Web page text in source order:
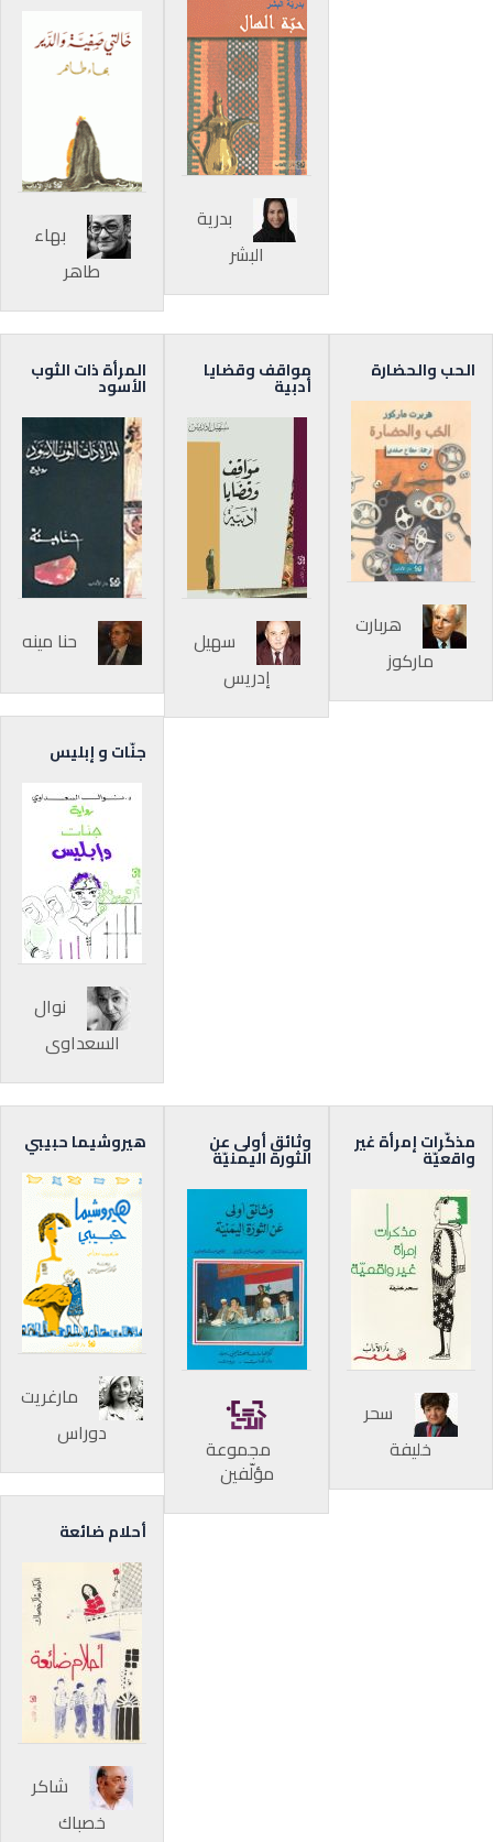
بدرية
البشر
بهاء
طاهر
الحب والحضارة
هربارت
ماركوز
مواقف وقضايا
أدبية
سهيل
إدريس
المرأة ذات الثوب
الأسود
حنا مينه
جنّات و إبليس
نوال
السعداوي
مذكّرات إمرأة غير
واقعيّة
سحر
خليفة
وثائق أولى عن
الثورة اليمنيّة
مجموعة
مؤلّفين
هيروشيما حبيبي
مارغريت
دوراس
أحلام ضائعة
شاكر
خصباك